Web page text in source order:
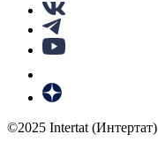
©2025 Intertat (Интертат)